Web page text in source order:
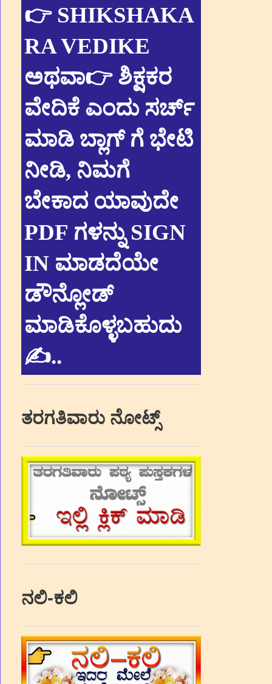
👉 SHIKSHAKA
RA VEDIKE
ಅಥವಾ👉 ಶಿಕ್ಷಕರ
ವೇದಿಕೆ ಎಂದು ಸರ್ಚ್
ಮಾಡಿ ಬ್ಲಾಗ್ ಗೆ ಭೇಟಿ
ನೀಡಿ, ನಿಮಗೆ
ಬೇಕಾದ ಯಾವುದೇ
PDF ಗಳನ್ನು SIGN
IN ಮಾಡದೆಯೇ
ಡೌನ್ಲೋಡ್
ಮಾಡಿಕೊಳ್ಳಬಹುದು
✍..
ತರಗತಿವಾರು ನೋಟ್ಸ್
ನಲಿ-ಕಲಿ